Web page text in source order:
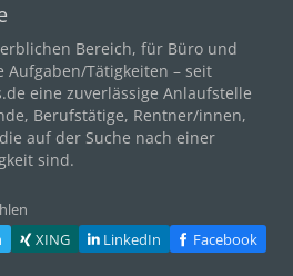
Bereich, für Büro und
Aufgaben/Tätigkeiten – seit
eine zuverlässige Anlaufstelle
, Berufstätige, Rentner/innen,
auf der Suche nach einer
sind.
XING LinkedIn
Facebook